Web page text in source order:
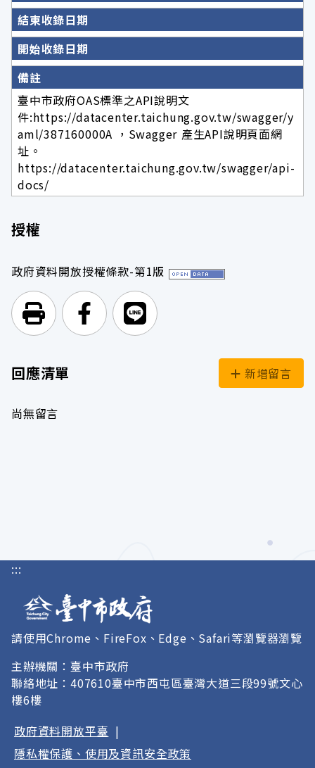
結束收錄日期
開始收錄日期
備註
臺中市政府OAS標準之API說明文
件:https://datacenter.taichung.gov.tw/swagger/y
aml/387160000A ，Swagger 產生API說明頁面網
址。
https://datacenter.taichung.gov.tw/swagger/api-
docs/
授權
政府資料開放授權條款-第1版
列印頁面前往Facebook
前往Line
回應清單 新增留言
尚無留言
:::
請使用Chrome、FireFox、Edge、Safari等瀏覽器瀏覽
主辦機關：臺中市政府
聯絡地址：407610臺中市西屯區臺灣大道三段99號文心
樓6樓
政府資料開放平臺 |
隱私權保護、使用及資訊安全政策